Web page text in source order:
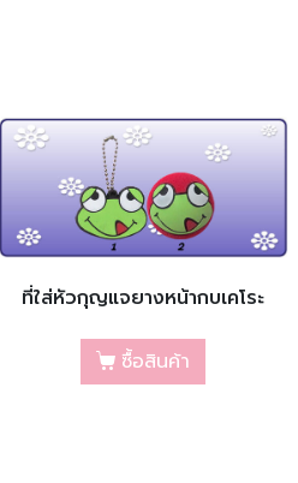
ที่ใส่หัวกุญแจยางหน้ากบเคโระ
ซื้อสินค้า